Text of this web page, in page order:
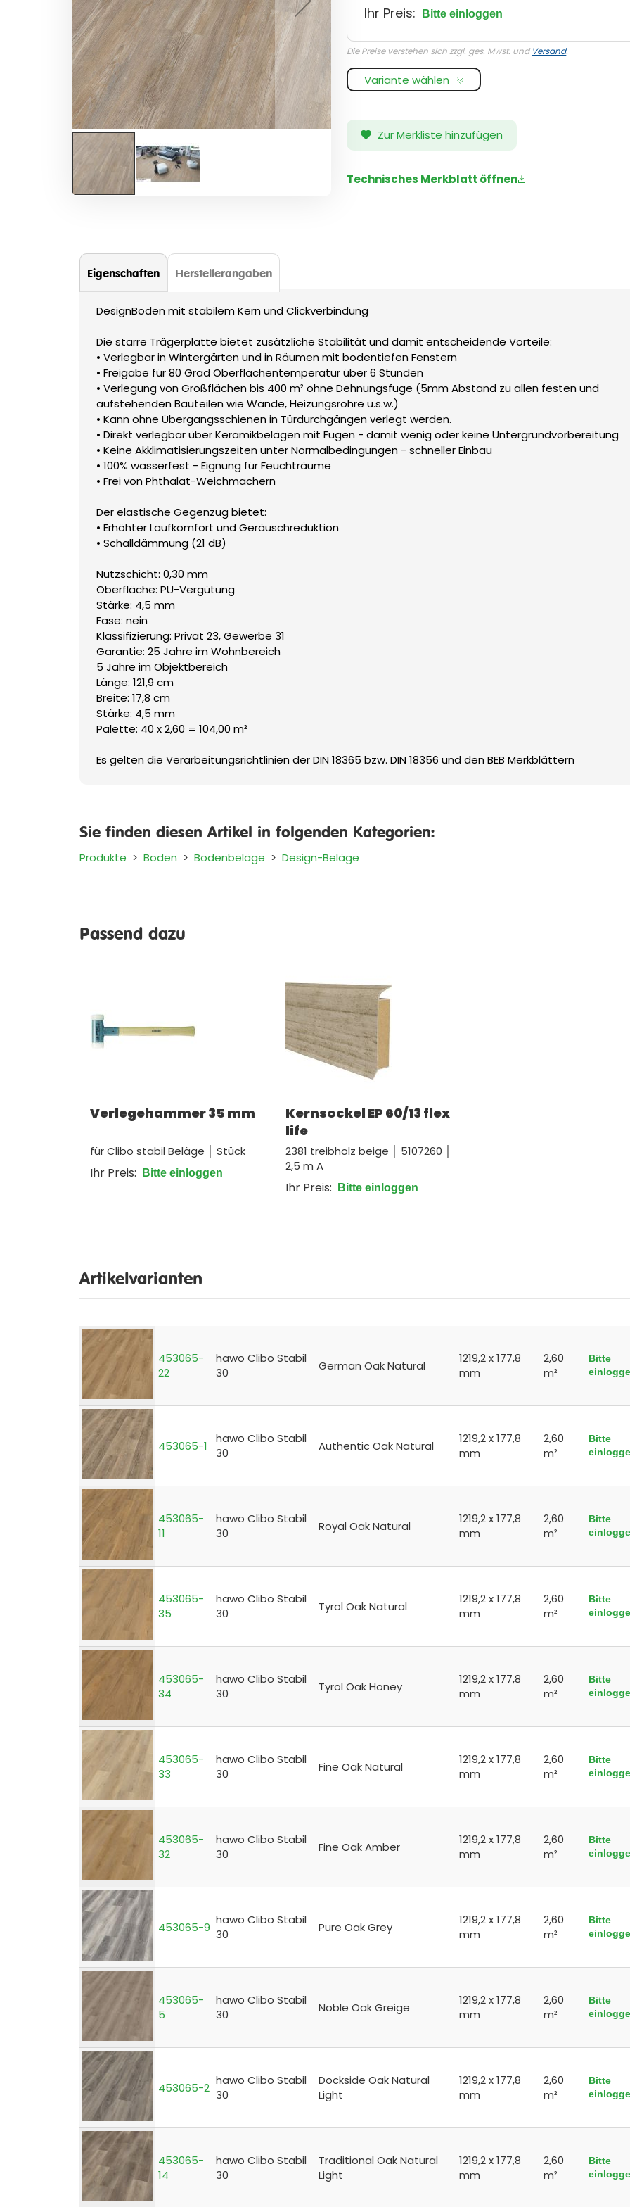
springen
Ihr Preis: Bitte einloggen
Die Preise verstehen sich zzgl. ges. Mwst. und Versand.
Variante wählen
Zur Merkliste hinzufügen
Technisches Merkblatt öffnen
Eigenschaften
DesignBoden mit stabilem Kern und Clickverbindung
Die starre Trägerplatte bietet zusätzliche Stabilität und damit entscheidende Vorteile:
• Verlegbar in Wintergärten und in Räumen mit bodentiefen Fenstern
• Freigabe für 80 Grad Oberflächentemperatur über 6 Stunden
• Verlegung von Großflächen bis 400 m² ohne Dehnungsfuge (5mm Abstand zu allen festen und
aufstehenden Bauteilen wie Wände, Heizungsrohre u.s.w.)
• Kann ohne Übergangsschienen in Türdurchgängen verlegt werden.
• Direkt verlegbar über Keramikbelägen mit Fugen - damit wenig oder keine Untergrundvorbereitung
• Keine Akklimatisierungszeiten unter Normalbedingungen - schneller Einbau
• 100% wasserfest - Eignung für Feuchträume
• Frei von Phthalat-Weichmachern
Der elastische Gegenzug bietet:
• Erhöhter Laufkomfort und Geräuschreduktion
• Schalldämmung (21 dB)
Nutzschicht: 0,30 mm
Oberfläche: PU-Vergütung
Stärke: 4,5 mm
Fase: nein
Klassifizierung: Privat 23, Gewerbe 31
Garantie: 25 Jahre im Wohnbereich
5 Jahre im Objektbereich
Länge: 121,9 cm
Breite: 17,8 cm
Stärke: 4,5 mm
Palette: 40 x 2,60 = 104,00 m²
Es gelten die Verarbeitungsrichtlinien der DIN 18365 bzw. DIN 18356 und den BEB Merkblättern
Herstellerangaben
Sie finden diesen Artikel in folgenden Kategorien:
Produkte > Boden > Bodenbeläge > Design-Beläge
Passend dazu
Verlegehammer 35 mm
für Clibo stabil Beläge │ Stück
Ihr Preis: Bitte einloggen
Kernsockel EP 60/13 flex
life
2381 treibholz beige │ 5107260 │
2,5 m A
Ihr Preis: Bitte einloggen
Artikelvarianten
453065-
22
hawo Clibo Stabil
30
German Oak Natural
1219,2 x 177,8
mm
2,60
m²
Bitte
453065-1
hawo Clibo Stabil
30
Authentic Oak Natural
1219,2 x 177,8
mm
2,60
m²
Bitte
453065-
11
hawo Clibo Stabil
30
Royal Oak Natural
1219,2 x 177,8
mm
2,60
m²
Bitte
453065-
35
hawo Clibo Stabil
30
Tyrol Oak Natural
1219,2 x 177,8
mm
2,60
m²
Bitte
453065-
34
hawo Clibo Stabil
30
Tyrol Oak Honey
1219,2 x 177,8
mm
2,60
m²
Bitte
453065-
33
hawo Clibo Stabil
30
Fine Oak Natural
1219,2 x 177,8
mm
2,60
m²
Bitte
453065-
32
hawo Clibo Stabil
30
Fine Oak Amber
1219,2 x 177,8
mm
2,60
m²
Bitte
453065-9
hawo Clibo Stabil
30
Pure Oak Grey
1219,2 x 177,8
mm
2,60
m²
Bitte
453065-
5
hawo Clibo Stabil
30
Noble Oak Greige
1219,2 x 177,8
mm
2,60
m²
Bitte
453065-2
hawo Clibo Stabil
30
Dockside Oak Natural
Light
1219,2 x 177,8
mm
2,60
m²
Bitte
453065-
14
hawo Clibo Stabil
30
Traditional Oak Natural
Light
1219,2 x 177,8
mm
2,60
m²
Bitte